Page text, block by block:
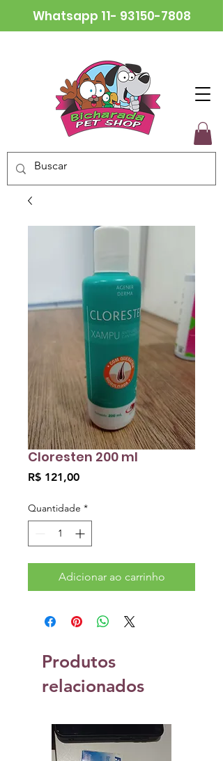
Whatsapp 11- 93150-7808
Cloresten 200 ml
R$ 121,00Preço
Quantidade *
Adicionar ao carrinho
Produtos
relacionados